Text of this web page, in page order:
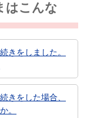
はこんな
きをしました。
きをした場合、
。